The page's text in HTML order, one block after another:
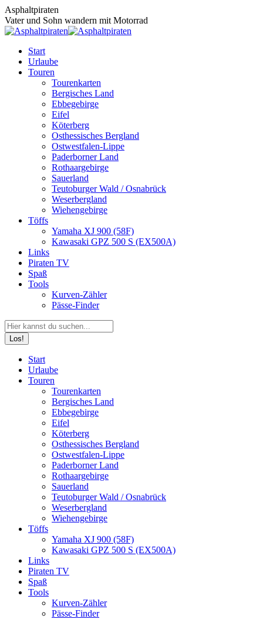
Zum
Inhalt
springen
Asphaltpiraten
Vater und Sohn wandern mit Motorrad
Start
Urlaube
Touren
Tourenkarten
Bergisches Land
Ebbegebirge
Eifel
Köterberg
Osthessisches Bergland
Ostwestfalen-Lippe
Paderborner Land
Rothaargebirge
Sauerland
Teutoburger Wald / Osnabrück
Weserbergland
Wiehengebirge
Töffs
Yamaha XJ 900 (58F)
Kawasaki GPZ 500 S (EX500A)
Links
Piraten TV
Spaß
Tools
Kurven-Zähler
Pässe-Finder
Search:
page
opens
page
opens
page
opens
Start
Urlaube
Touren
Tourenkarten
Bergisches Land
Ebbegebirge
Eifel
Köterberg
Osthessisches Bergland
Ostwestfalen-Lippe
Paderborner Land
Rothaargebirge
Sauerland
Teutoburger Wald / Osnabrück
Weserbergland
Wiehengebirge
Töffs
Yamaha XJ 900 (58F)
Kawasaki GPZ 500 S (EX500A)
Links
Piraten TV
Spaß
Tools
Kurven-Zähler
Pässe-Finder